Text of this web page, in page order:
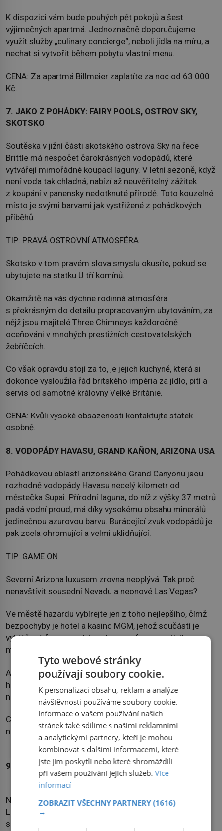
K dispozici vám bude pouhých pět pokojů a šest
výjimečných apartmá. Jednoznačně doporučujeme
využít služby „culinary concierge“, neboli jídla na míru, a
nechat si vytvořit během pobytu vlastní menu.
CENA: Za apartmá Billmeier zaplatíte za noc od 63 000
Kč.
7. JAKO Z POHÁDKY: FAIRY POOLS, OSTROV SKY,
SKOTSKO
Soutěska v jižní části skotského ostrova Sky na řece
Brittle má nespočet čarokrásných vodopádů, které
vytvářejí mimořádné koupací laguny. V letní sezoně, když
není voda tak chladná, nabízí až neuvěřitelný zážitek
z koupání v panensky nedotknuté přírodě. Toto kouzelné
místo je svými barvami jak vystřižené z pohádkových
příběhů.
TIP: PRAVÁ OSTROVNÍ ATMOSFÉRA
Skotsko v tom pravém slova smyslu okusíte, pokud se
ubytujete na statku U tří komínů.
Okamžitě na vás dýchne rodinná atmosféra
s překrásným do detailu propracovaným ubytováním, za
nějž jsou majitelé Three Chimneys každoročně
oceňováni v mnohých prestižních cestovatelských
žebříčcích.
Co však opravdu stojí za to, je jejich kuchyně, která si
dokonce vysloužila řád britského impéria za jídlo, pití a
servis od samotné královny Velké Británie.
CENA: Kvůli vysoké obsazenosti kontaktujte statek
osobně.
8. VODOPÁDY HAVASU, GRAND KAŇON, ARIZONA USA
Pohádkovou oblastí arizonského Grand Canyonu jsou
rozhodně vodopády Havasu necelý kilometr od
městečka Supai. Přírodní laguna, do níž z výšky 37 metrů
padá vodní proud, má díky vysokému obsahu minerálů
jedinečnou azurovou barvu. Burácející zvuk vodopádů je
pak zcela ohromující a velmi uklidňující.
TIP: GAME ON
Severní Arizona luxusem zrovna neoplývá. Tak proč
nenavštívit sousední Nevadu a neonové Las Vegas?
Ve městě hazardu vybírejte jen z toho nejlepšího, čímž
bezpochyby je hotel a kasino MGM, jehož součástí je
vyhlášená francouzská restaurace fenomenálního
michelinského šéfkuchaře Joëla Robuchona.
Ať už se rozhodnete ubytovat v hotelu, nebo využít
hotelových loaftů, připravte se na to, že tady party nikdy
nekončí.
CENA: Za hotelová apartmá zaplatíte cca 20 000 Kč za
noc.
9. VODOPÁDY KUANG SI, LAOS
Necelých třicet kilometrů jižně od historického města
Luang Prabang můžete navštívit překrásné vodopády
s mělkými lagunkami známé jako Kuang Si Falls nebo
Tyto webové stránky
používají soubory cookie.
K personalizaci obsahu, reklam a analýze
návštěvnosti používáme soubory cookie.
Informace o vašem používání našich
stránek také sdílíme s našimi reklamními
a analytickými partnery, kteří je mohou
kombinovat s dalšími informacemi, které
jste jim poskytli nebo které shromáždili
při vašem používání jejich služeb.Více
informací
ZOBRAZIT VŠECHNY PARTNERY(1616)
→